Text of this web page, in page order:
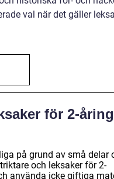
val när det gäller
för 2-
på grund av små delar
och leksaker för 2-
använda icke giftiga